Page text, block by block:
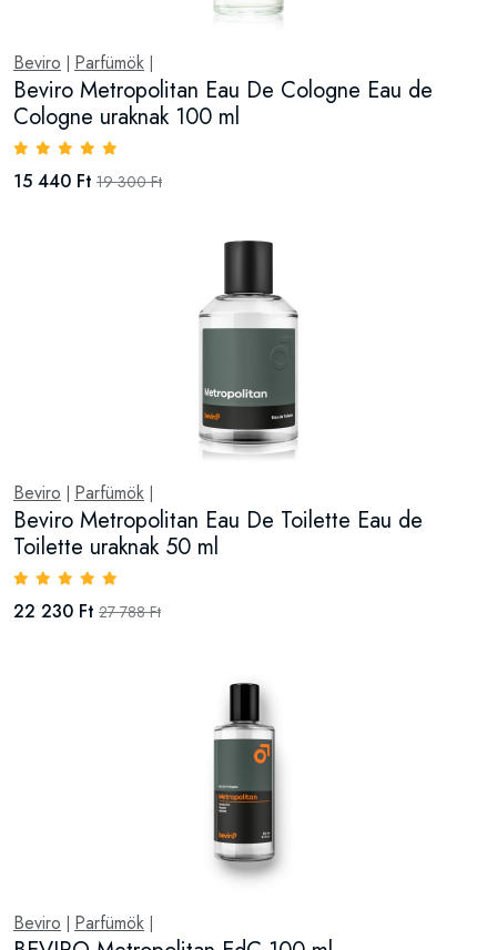
Beviro Parfümök
Beviro Metropolitan Eau De Cologne Eau de
Cologne uraknak 100 ml
15 440 Ft 19 300 Ft
Beviro Parfümök
Beviro Metropolitan Eau De Toilette Eau de
Toilette uraknak 50 ml
22 230 Ft 27 788 Ft
Beviro Parfümök